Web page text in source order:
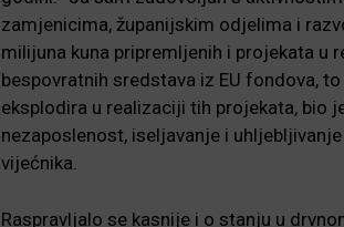
zamjenicima, županijskim odjelima i
milijuna kuna pripremljenih i projekata u
bespovratnih sredstava iz EU fondova,
eksplodira u realizaciji tih projekata, bio
nezaposlenost, iseljavanje i
vijećnika.
Raspravljalo se kasnije i o stanju u